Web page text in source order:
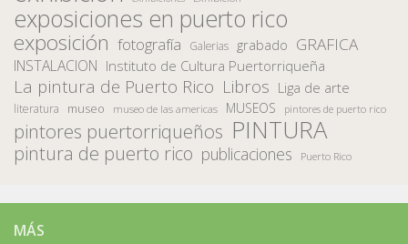
exposiciones en puerto rico
exposición fotografía Galerias grabado GRAFICA
INSTALACION Instituto de Cultura Puertorriqueña
La pintura de Puerto Rico Libros Liga de arte
literatura museo museo de las americas MUSEOS pintores de puerto rico
pintores puertorriqueños PINTURA
pintura de puerto rico publicaciones Puerto Rico
MÁS